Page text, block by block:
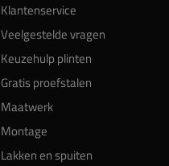
Klantenservice
Veelgestelde vragen
Keuzehulp plinten
Gratis proefstalen
Maatwerk
Montage
Lakken en spuiten